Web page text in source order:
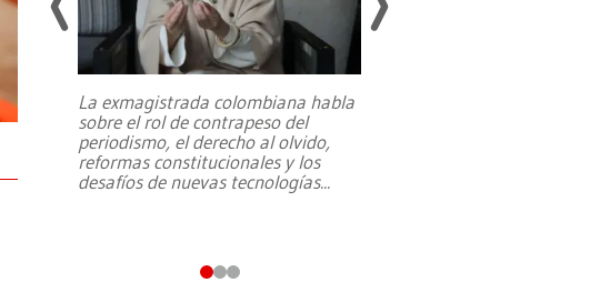
La exmagistrada colombiana habla
sobre el rol de contrapeso del
periodismo, el derecho al olvido,
reformas constitucionales y los
desafíos de nuevas tecnologías...